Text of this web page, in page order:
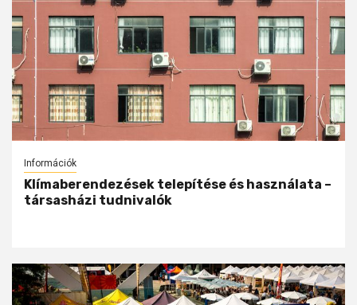
Információk
Klímaberendezések telepítése és használata –
társasházi tudnivalók